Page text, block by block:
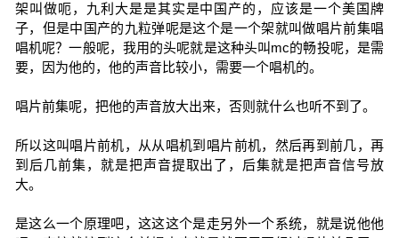
架叫做呃，九利大是是其实是中国产的，应该是一个美国牌
子，但是中国产的九粒弹呢是这个是一个架就叫做唱片前集唱
唱机呢？一般呢，我用的头呢就是这种头叫mc的畅投呢，是需
要，因为他的，他的声音比较小，需要一个唱机的。
唱片前集呢，把他的声音放大出来，否则就什么也听不到了。
所以这叫唱片前机，从从唱机到唱片前机，然后再到前几，再
到后几前集，就是把声音提取出了，后集就是把声音信号放
大。
是这么一个原理吧，这这这个是走另外一个系统，就是说他他